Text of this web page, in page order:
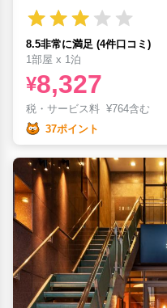
8.5非常に満足 (4件口コミ)
1部屋 x 1泊
¥8,327
税・サービス料 ¥764含む
37ポイント